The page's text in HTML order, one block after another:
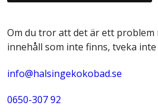
Om du tror att det är ett problem
innehåll som inte finns, tveka
info@halsingekokobad.se
0650-307 92